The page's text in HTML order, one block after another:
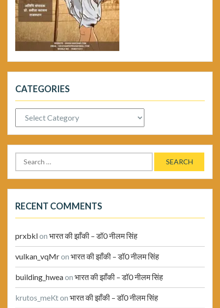
CATEGORIES
Categories
Search
for:
RECENT COMMENTS
prxbklon भारत की झाँकी – डॉ0 नीलम सिंह
vulkan_vqMron भारत की झाँकी – डॉ0 नीलम सिंह
building_hweaon भारत की झाँकी – डॉ0 नीलम सिंह
krutos_meKton भारत की झाँकी – डॉ0 नीलम सिंह